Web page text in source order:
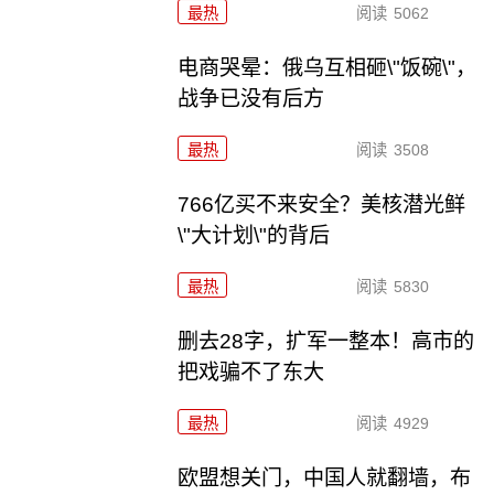
最热 阅读 5062
电商哭晕：俄乌互相砸\"饭碗\"，
战争已没有后方
最热 阅读 3508
766亿买不来安全？美核潜光鲜
\"大计划\"的背后
最热 阅读 5830
删去28字，扩军一整本！高市的
把戏骗不了东大
最热 阅读 4929
欧盟想关门，中国人就翻墙，布